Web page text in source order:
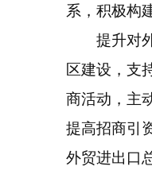
系，积极构
提升对外
区建设，支
商活动，主
提高招商引
外贸进出口